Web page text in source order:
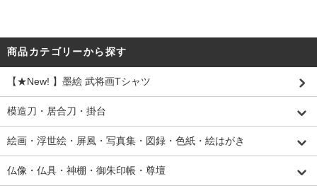
商品カテゴリーから探す
【★New! 】墨絵 武将画Tシャツ
模造刀・居合刀・掛台
絵画・浮世絵・屏風・写真集・図録・色紙・絵はがき
仏像・仏具・神棚・御朱印帳・尊壇